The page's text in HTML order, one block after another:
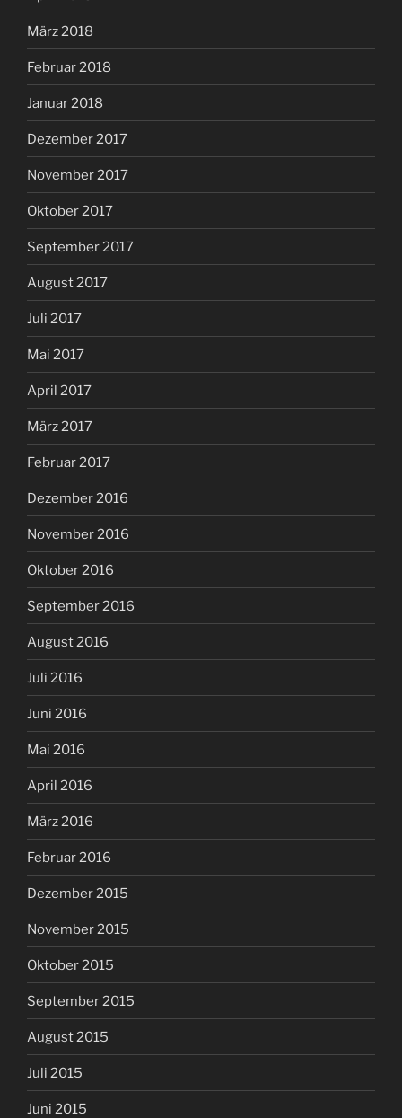
März 2018
Februar 2018
Januar 2018
Dezember 2017
November 2017
Oktober 2017
September 2017
August 2017
Juli 2017
Mai 2017
April 2017
März 2017
Februar 2017
Dezember 2016
November 2016
Oktober 2016
September 2016
August 2016
Juli 2016
Juni 2016
Mai 2016
April 2016
März 2016
Februar 2016
Dezember 2015
November 2015
Oktober 2015
September 2015
August 2015
Juli 2015
Juni 2015